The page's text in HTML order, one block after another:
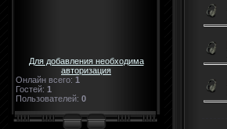
Для добавления необходима
авторизация
Онлайн всего: 1
Гостей: 1
Пользователей: 0